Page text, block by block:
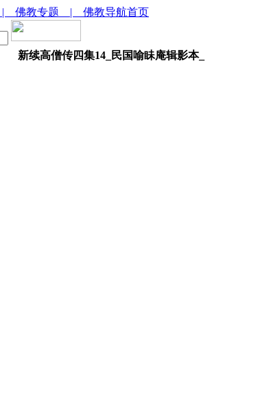
| 佛教专题 | 佛教导航首页
新续高僧传四集14_民国喻眛庵辑影本_